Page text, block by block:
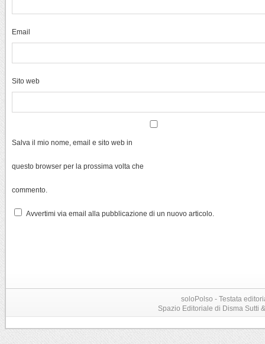
Email
Sito web
Salva il mio nome, email e sito web in
questo browser per la prossima volta che
commento.
Avvertimi via email alla pubblicazione di un nuovo articolo.
soloPolso - Testata
Spazio Editoriale di Disma Sutti